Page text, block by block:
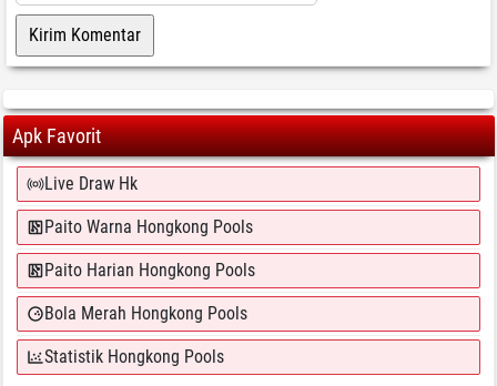
Apk Favorit
Live Draw Hk
Paito Warna Hongkong Pools
Paito Harian Hongkong Pools
Bola Merah Hongkong Pools
Statistik Hongkong Pools